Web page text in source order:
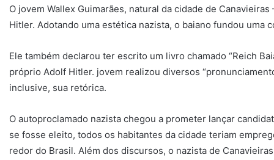
O jovem Wallex Guimarães, natural da cidade de
Hitler. Adotando uma estética nazista, o baiano fundou uma
Ele também declarou ter escrito um livro chamado “Reich
próprio Adolf Hitler. jovem realizou diversos
inclusive, sua retórica.
O autoproclamado nazista chegou a prometer lançar
se fosse eleito, todos os habitantes da cidade teriam
redor do Brasil. Além dos discursos, o nazista de